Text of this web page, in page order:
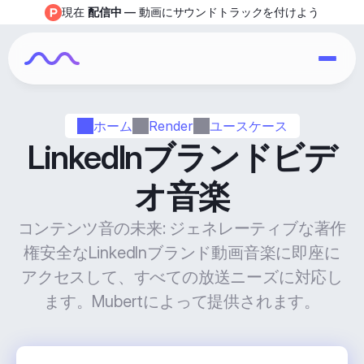
ホーム Render ユースケース
LinkedInブランドビデ
オ音楽
コンテンツ音の未来: ジェネレーティブな著作
権安全なLinkedInブランド動画音楽に即座に
アクセスして、すべての放送ニーズに対応し
ます。Mubertによって提供されます。
現在 配信中 — 動画にサウンドトラックを付けよう